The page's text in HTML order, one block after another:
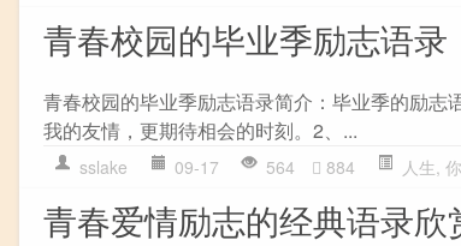
青春校园的毕业季励志语录
青春校园的毕业季励志语录简介：毕业季的励
我的友情，更期待相会的时刻。2、...
sslake 09-17 564 884 人生,
青春爱情励志的经典语录欣